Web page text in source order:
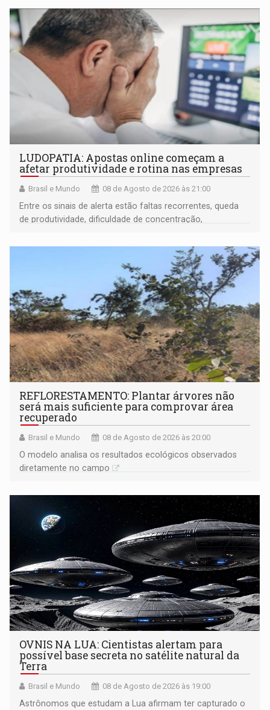
LUDOPATIA: Apostas online começam a
afetar produtividade e rotina nas empresas
Brasil e Mundo 08 de Agosto de 2026 às 21:00
Entre os sinais de alerta estão faltas recorrentes, queda
de produtividade, dificuldade de concentração,
REFLORESTAMENTO: Plantar árvores não
será mais suficiente para comprovar área
recuperado
Brasil e Mundo 08 de Agosto de 2026 às 20:00
O modelo analisa os resultados ecológicos observados
diretamente no campo
OVNIS NA LUA: Cientistas alertam para
possível base secreta no satélite natural da
Terra
Brasil e Mundo 08 de Agosto de 2026 às 19:00
Astrônomos que estudam a Lua afirmam ter capturado o